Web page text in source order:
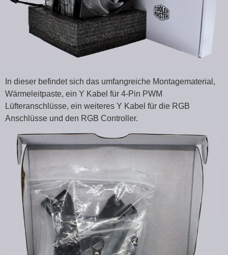
In dieser befindet sich das umfangreiche Montagematerial,
Wärmeleitpaste, ein Y Kabel für 4-Pin PWM
Lüfteranschlüsse, ein weiteres Y Kabel für die RGB
Anschlüsse und den RGB Controller.